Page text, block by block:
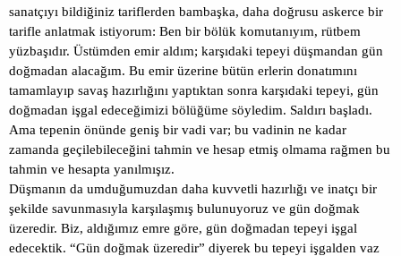
sanatçıyı bildiğiniz tariflerden bambaşka, daha doğrusu askerce bir
tarifle anlatmak istiyorum: Ben bir bölük komutanıyım, rütbem
yüzbaşıdır. Üstümden emir aldım; karşıdaki tepeyi düşmandan gün
doğmadan alacağım. Bu emir üzerine bütün erlerin donatımını
tamamlayıp savaş hazırlığını yaptıktan sonra karşıdaki tepeyi, gün
doğmadan işgal edeceğimizi bölüğüme söyledim. Saldırı başladı.
Ama tepenin önünde geniş bir vadi var; bu vadinin ne kadar
zamanda geçilebileceğini tahmin ve hesap etmiş olmama rağmen bu
tahmin ve hesapta yanılmışız.
Düşmanın da umduğumuzdan daha kuvvetli hazırlığı ve inatçı bir
şekilde savunmasıyla karşılaşmış bulunuyoruz ve gün doğmak
üzeredir. Biz, aldığımız emre göre, gün doğmadan tepeyi işgal
edecektik. “Gün doğmak üzeredir” diyerek bu tepeyi işgalden vaz